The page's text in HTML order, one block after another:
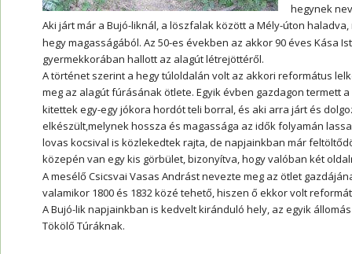
hegynek
Aki járt már a Bujó-liknál, a löszfalak között a Mély-úton
hegy magasságából. Az 50-es években az akkor 90 éves Kása
gyermekkorában hallott az alagút létrejöttéről.
A történet szerint a hegy túloldalán volt az akkori református
meg az alagút fúrásának ötlete. Egyik évben gazdagon termett
kitettek egy-egy jókora hordót teli borral, és aki arra járt és
elkészült,melynek hossza és magassága az idők folyamán
lovas kocsival is közlekedtek rajta, de napjainkban már
közepén van egy kis görbület, bizonyítva, hogy valóban két
A mesélő Csicsvai Vasas Andrást nevezte meg az ötlet
valamikor 1800 és 1832 közé tehető, hiszen ő ekkor volt
A Bujó-lik napjainkban is kedvelt kiránduló hely, az egyik
Tökölő Túráknak.